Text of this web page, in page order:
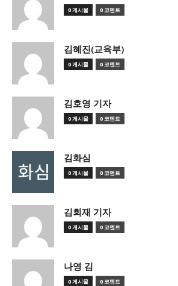
0 게시물 0 코멘트
김혜진(교육부)
0 게시물 0 코멘트
김호영 기자
0 게시물 0 코멘트
김화심
0 게시물 0 코멘트
김회재 기자
0 게시물 0 코멘트
나영 김
0 게시물 0 코멘트